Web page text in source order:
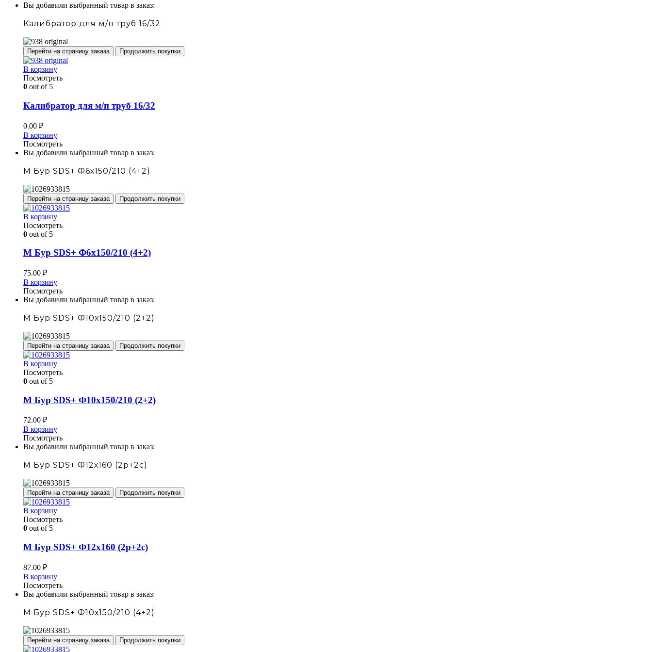
Вы добавили выбранный товар в заказ:
Калибратор для м/п труб 16/32
Перейти на страницу заказа Продолжить покупки
В корзину
Посмотреть
0 out of 5
Калибратор для м/п труб 16/32
0.00 ₽
В корзину
Посмотреть
Вы добавили выбранный товар в заказ:
М Бур SDS+ Ф6х150/210 (4+2)
Перейти на страницу заказа Продолжить покупки
В корзину
Посмотреть
0 out of 5
М Бур SDS+ Ф6х150/210 (4+2)
75.00 ₽
В корзину
Посмотреть
Вы добавили выбранный товар в заказ:
М Бур SDS+ Ф10х150/210 (2+2)
Перейти на страницу заказа Продолжить покупки
В корзину
Посмотреть
0 out of 5
М Бур SDS+ Ф10х150/210 (2+2)
72.00 ₽
В корзину
Посмотреть
Вы добавили выбранный товар в заказ:
М Бур SDS+ Ф12х160 (2р+2с)
Перейти на страницу заказа Продолжить покупки
В корзину
Посмотреть
0 out of 5
М Бур SDS+ Ф12х160 (2р+2с)
87.00 ₽
В корзину
Посмотреть
Вы добавили выбранный товар в заказ:
М Бур SDS+ Ф10х150/210 (4+2)
Перейти на страницу заказа Продолжить покупки